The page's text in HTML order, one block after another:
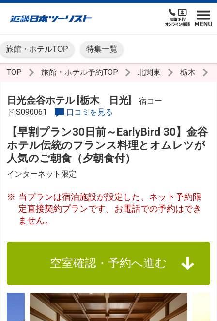
旅館・ホテルTOP 特集一覧
TOP 旅館・ホテル予約TOP 北関東 栃木
日光金谷ホテル [栃木 日光]
宿コー
ド:S090061
口コミを見る
【早割プラン30日前～EarlyBird 30】金谷
ホテル伝統のフランス料理とオムレツが
人気のご朝食（夕朝食付）
インターネット限定
当プランは宿泊施設が設定した、ネット予約限
定直接契約プランです。お電話での予約はでき
ません。
空室確認・予約へ進む